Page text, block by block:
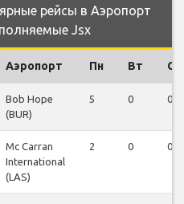
рейсы в Аэропорт
Jsx
Аэропорт Пн Вт Ср
Bob Hope
(BUR)
5 0 0
Mc Carran
International
(LAS)
2 0 0